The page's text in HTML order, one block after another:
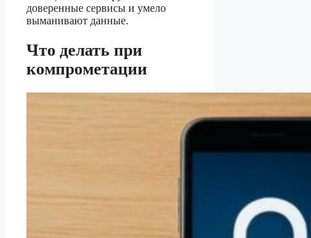
доверенные сервисы и умело
выманивают данные.
Что делать при
компрометации